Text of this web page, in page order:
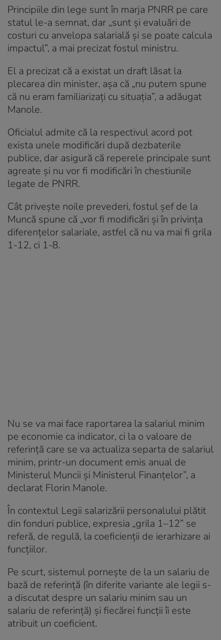
Principiile din lege sunt în marja PNRR pe care
statul le-a semnat, dar „sunt și evaluări de
costuri cu anvelopa salarială și se poate calcula
impactul”, a mai precizat fostul ministru.
El a precizat că a existat un draft lăsat la
plecarea din minister, așa că „nu putem spune
că nu eram familiarizați cu situația”, a adăugat
Manole.
Oficialul admite că la respectivul acord pot
exista unele modificări după dezbaterile
publice, dar asigură că reperele principale sunt
agreate și nu vor fi modificări în chestiunile
legate de PNRR.
Cât privește noile prevederi, fostul șef de la
Muncă spune că „vor fi modificări și în privința
diferențelor salariale, astfel că nu va mai fi grila
1-12, ci 1-8.
Nu se va mai face raportarea la salariul minim
pe economie ca indicator, ci la o valoare de
referință care se va actualiza separta de salariul
minim, printr-un document emis anual de
Ministerul Muncii și Ministerul Finanțelor”, a
declarat Florin Manole.
În contextul Legii salarizării personalului plătit
din fonduri publice, expresia „grila 1–12” se
referă, de regulă, la coeficienții de ierarhizare ai
funcțiilor.
Pe scurt, sistemul pornește de la un salariu de
bază de referință (în diferite variante ale legii s-
a discutat despre un salariu minim sau un
salariu de referință) și fiecărei funcții îi este
atribuit un coeficient.